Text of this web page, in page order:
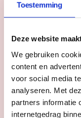
Toestemming
Deze website
We gebruiken
content en
voor social media
analyseren. Met
partners informatie
internetgedrag
'Prijsvraag
winnaar.
Gratis
voor twéé
Een
Herinnering